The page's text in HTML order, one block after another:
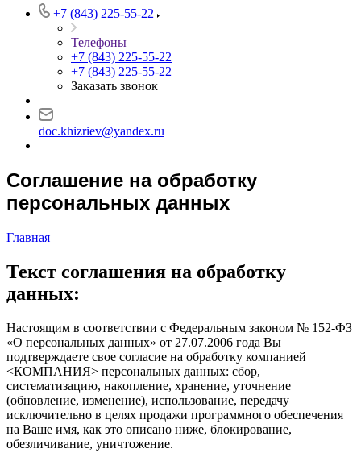
+7 (843) 225-55-22
Телефоны
+7 (843) 225-55-22
+7 (843) 225-55-22
Заказать звонок
doc.khizriev@yandex.ru
Соглашение на обработку
персональных данных
Главная
Текст соглашения на обработку
данных:
Настоящим в соответствии с Федеральным законом № 152-ФЗ
«О персональных данных» от 27.07.2006 года Вы
подтверждаете свое согласие на обработку компанией
<КОМПАНИЯ> персональных данных: сбор,
систематизацию, накопление, хранение, уточнение
(обновление, изменение), использование, передачу
исключительно в целях продажи программного обеспечения
на Ваше имя, как это описано ниже, блокирование,
обезличивание, уничтожение.